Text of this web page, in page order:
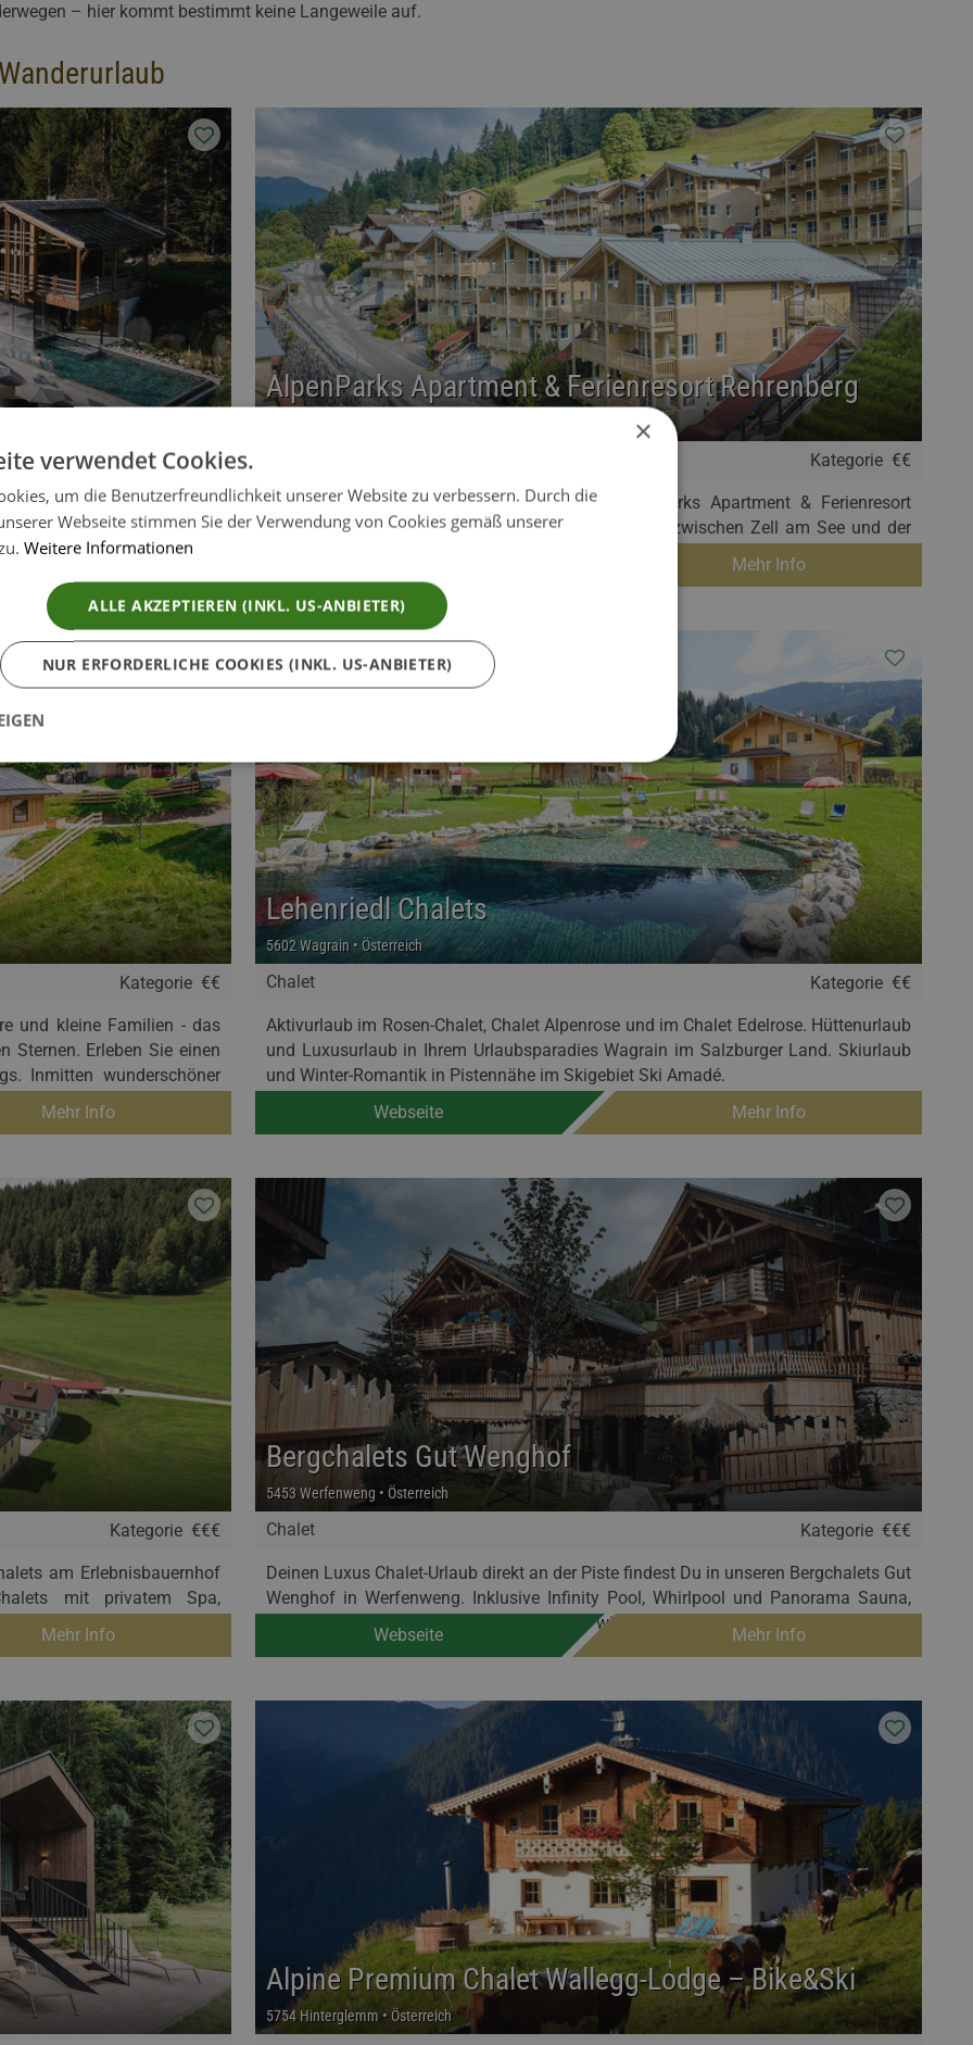
– hier kommt bestimmt keine Langeweile auf.
Kategorie €€€
Südtirol Chalets Valsegg
Alpine Wellness im
AlpenParks Apartment & Ferienresort Rehrenberg
Kategorie €€
Familienferien im Sommer wie Winter im AlpenParks Apartment & Ferienresort
Viehhofen im Pinzgau. Moderne Chalet-Apartments zwischen Zell am See und der
Ferienregion Saalbach-Hinterglemm für Ihren Urlaub im Salzburger Land!
Mehr Info
Kategorie €€
und kleine Familien - das
Sternen. Erleben Sie einen
Inmitten wunderschöner
Mehr Info
Chalet
Lehenriedl Chalets
5602 Wagrain • Österreich
Kategorie €€
Aktivurlaub im Rosen-Chalet, Chalet Alpenrose und im Chalet Edelrose. Hüttenurlaub
und Luxusurlaub in Ihrem Urlaubsparadies Wagrain im Salzburger Land. Skiurlaub
und Winter-Romantik in Pistennähe im Skigebiet Ski Amadé.
Webseite
Mehr Info
Kategorie €€€
am Erlebnisbauernhof
mit privatem Spa,
Mehr Info
Chalet
Bergchalets Gut Wenghof
5453 Werfenweng • Österreich
Kategorie €€€
Deinen Luxus Chalet-Urlaub direkt an der Piste findest Du in unseren Bergchalets Gut
Wenghof in Werfenweng. Inklusive Infinity Pool, Whirlpool und Panorama Sauna,
gekrönt mit alpiner Kulinarik - jeden Tag so wie Du es willst!
Webseite Mehr Info
Alpine Premium Chalet Wallegg-Lodge – Bike&Ski
5754 Hinterglemm • Österreich
×
verwendet Cookies.
um die Benutzerfreundlichkeit unserer Website zu verbessern. Durch die
Webseite stimmen Sie der Verwendung von Cookies gemäß unserer
Weitere Informationen
ALLE AKZEPTIEREN (INKL. US-ANBIETER)
NUR ERFORDERLICHE COOKIES (INKL. US-ANBIETER)